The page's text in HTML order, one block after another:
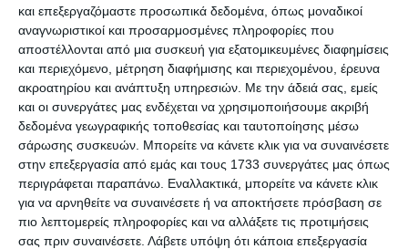
και επεξεργαζόμαστε προσωπικά δεδομένα, όπως μοναδικοί
αναγνωριστικοί και προσαρμοσμένες πληροφορίες που
αποστέλλονται από μια συσκευή για εξατομικευμένες διαφημίσεις
και περιεχόμενο, μέτρηση διαφήμισης και περιεχομένου, έρευνα
ακροατηρίου και ανάπτυξη υπηρεσιών. Με την άδειά σας, εμείς
και οι συνεργάτες μας ενδέχεται να χρησιμοποιήσουμε ακριβή
δεδομένα γεωγραφικής τοποθεσίας και ταυτοποίησης μέσω
σάρωσης συσκευών. Μπορείτε να κάνετε κλικ για να συναινέσετε
στην επεξεργασία από εμάς και τους 1733 συνεργάτες μας όπως
περιγράφεται παραπάνω. Εναλλακτικά, μπορείτε να κάνετε κλικ
για να αρνηθείτε να συναινέσετε ή να αποκτήσετε πρόσβαση σε
πιο λεπτομερείς πληροφορίες και να αλλάξετε τις προτιμήσεις
σας πριν συναινέσετε. Λάβετε υπόψη ότι κάποια επεξεργασία
Τα plugins είναι χρήσιμα, αλλά η υπερβολική χρήση
τους μπορεί να προκαλέσει προβλήματα στην
απόδοση και τη σταθερότητα της ιστοσελίδας
σας. Πολλά plugins μπορούν να συγκρούονται
μεταξύ τους, να αυξάνουν τον χρόνο φόρτωσης και
να δημιουργούν κενά ασφαλείας.
Τι να κάνετε:Χρησιμοποιήστεμόνο τα απολύτως
απαραίτητα και δοκιμασμένα pluginsαπό
αξιόπιστους προγραμματιστές. Φροντίστε να τα
ενημερώνετε τακτικά και να διαγράφετε όσα δεν
χρησιμοποιείτε.